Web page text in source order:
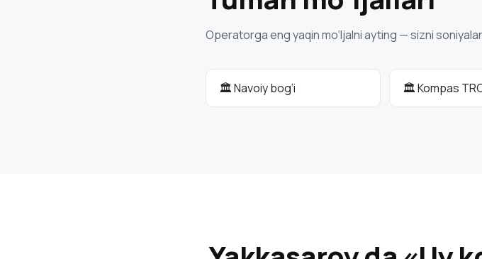
Operatorga eng yaqin mo‘ljalni ayting — sizni
🏛 Navoiy bog‘i 🏛 Kompas